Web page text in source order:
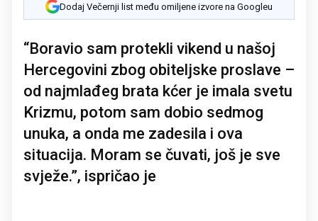
Dodaj Večernji list među omiljene izvore na Googleu
“Boravio sam protekli vikend u našoj
Hercegovini zbog obiteljske proslave –
od najmlađeg brata kćer je imala svetu
Krizmu, potom sam dobio sedmog
unuka, a onda me zadesila i ova
situacija. Moram se čuvati, još je sve
svježe.”, ispričao je